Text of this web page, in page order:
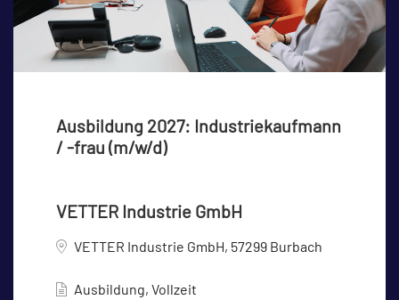
Ausbildung 2027: Industriekaufmann
/ -frau (m/w/d)
VETTER Industrie GmbH
VETTER Industrie GmbH, 57299 Burbach
Ausbildung, Vollzeit